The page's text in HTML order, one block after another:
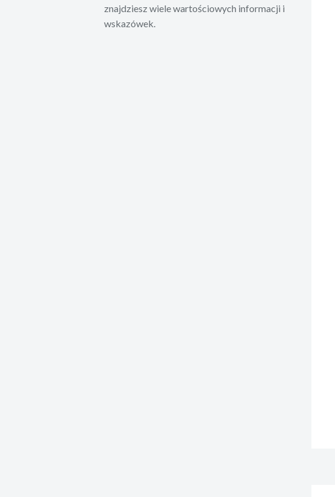
znajdziesz wiele wartościowych informacji i
wskazówek.